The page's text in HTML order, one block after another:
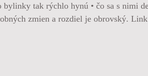
tak rýchlo hynú • čo sa s nimi
zmien a rozdiel je obrovský.